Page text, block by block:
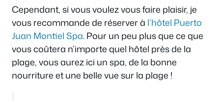
Cependant, si vous voulez vous faire plaisir, je
vous recommande de réserver à l’hôtel Puerto
Juan Montiel Spa. Pour un peu plus que ce que
vous coûtera n’importe quel hôtel près de la
plage, vous aurez ici un spa, de la bonne
nourriture et une belle vue sur la plage !